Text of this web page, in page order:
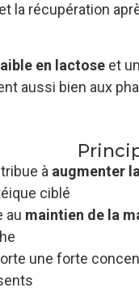
et la récupération
en lactose et
aussi bien aux
à augmenter
ciblé
au maintien de la
une forte